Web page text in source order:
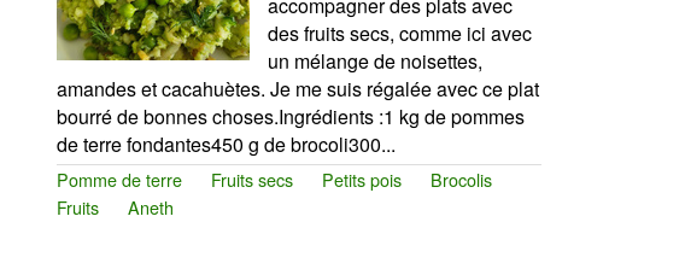
des fruits secs, comme ici avec
un mélange de noisettes,
amandes et cacahuètes. Je me suis régalée avec ce plat
bourré de bonnes choses.Ingrédients :1 kg de pommes
de terre fondantes450 g de brocoli300...
Pomme de terre Fruits secs Petits pois
Brocolis
Fruits
Aneth